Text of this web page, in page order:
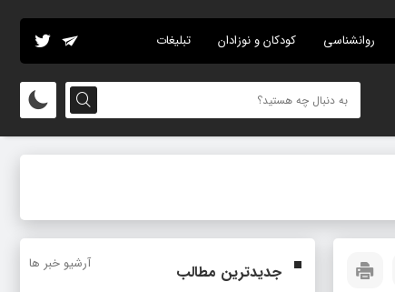
روانشناسی کودکان و نوزادان تبلیغات
جدیدترین مطالب آرشیو خبر ها